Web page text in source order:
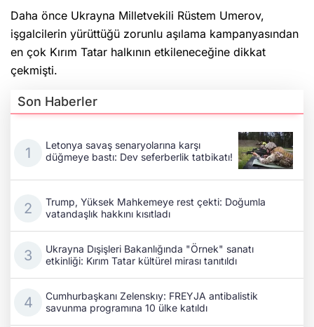
Daha önce Ukrayna Milletvekili Rüstem Umerov,
işgalcilerin yürüttüğü zorunlu aşılama kampanyasından
en çok Kırım Tatar halkının etkileneceğine dikkat
çekmişti.
Son Haberler
Letonya savaş senaryolarına karşı
düğmeye bastı: Dev seferberlik tatbikatı!
Trump, Yüksek Mahkemeye rest çekti: Doğumla
vatandaşlık hakkını kısıtladı
Ukrayna Dışişleri Bakanlığında "Örnek" sanatı
etkinliği: Kırım Tatar kültürel mirası tanıtıldı
Cumhurbaşkanı Zelenskıy: FREYJA antibalistik
savunma programına 10 ülke katıldı